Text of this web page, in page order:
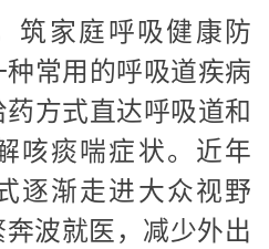
筑家庭呼吸健康防
常用的呼吸道疾病
方式直达呼吸道和
咳痰喘症状。近年
逐渐走进大众视野
波就医，减少外出